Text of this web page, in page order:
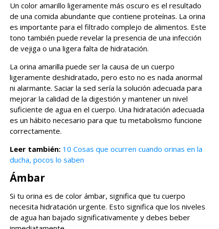
Un color amarillo ligeramente más oscuro es el resultado
de una comida abundante que contiene proteínas. La orina
es importante para el filtrado complejo de alimentos. Este
tono también puede revelar la presencia de una infección
de vejiga o una ligera falta de hidratación.
La orina amarilla puede ser la causa de un cuerpo
ligeramente deshidratado, pero esto no es nada anormal
ni alarmante. Saciar la sed sería la solución adecuada para
mejorar la calidad de la digestión y mantener un nivel
suficiente de agua en el cuerpo. Una hidratación adecuada
es un hábito necesario para que tu metabolismo funcione
correctamente.
Leer también: 10 Cosas que ocurren cuando orinas en la
ducha, pocos lo saben
Ámbar
Si tu orina es de color ámbar, significa que tu cuerpo
necesita hidratación urgente. Esto significa que los niveles
de agua han bajado significativamente y debes beber